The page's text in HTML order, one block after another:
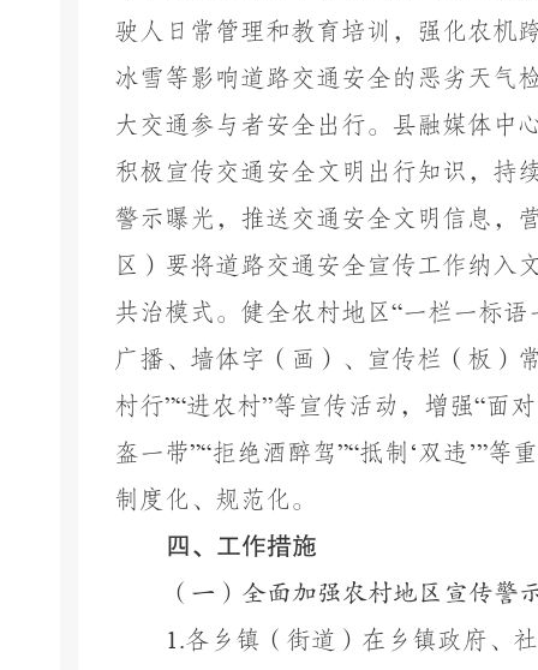
驶人日常管理和教育培训，强化农机
冰雪等影响道路交通安全的恶劣天气
大交通参与者安全出行。县融媒体中
积极宣传交通安全文明出行知识，持
警示曝光，推送交通安全文明信息，
区）要将道路交通安全宣传工作纳入
共治模式。健全农村地区“一栏一标语
广播、墙体字（画）、宣传栏（板）
村行”“进农村”等宣传活动，增强“面
盔一带”“拒绝酒醉驾”“抵制 ‘双违 ’”等
制度化、规范化。
四、工作措施
（一）全面加强农村地区宣传警
1.各乡镇（街道）在乡镇政府、